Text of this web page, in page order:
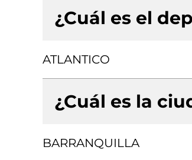
¿Cuál es el
ATLANTICO
¿Cuál es la
BARRANQUILLA